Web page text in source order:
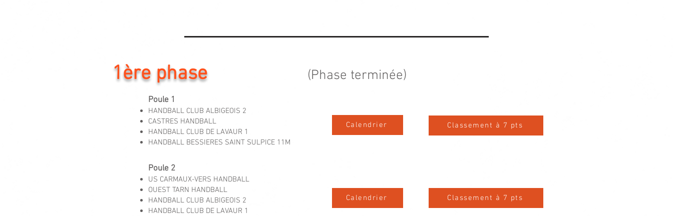
1ère phase (Phase terminée)
Poule 1
HANDBALL CLUB ALBIGEOIS 2
CASTRES HANDBALL
HANDBALL CLUB DE LAVAUR 1
HANDBALL BESSIERES SAINT SULPICE 11M
Calendrier
Poule 2
US CARMAUX-VERS HANDBALL
OUEST TARN HANDBALL
HANDBALL CLUB ALBIGEOIS 2
HANDBALL CLUB DE LAVAUR 1
Calendrier Classement à 7 pts
Classement à 7 pts